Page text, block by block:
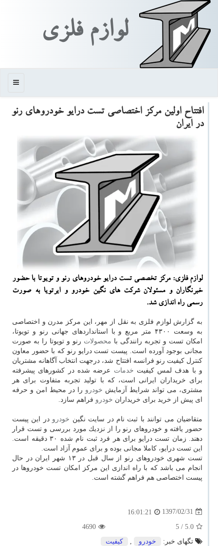
لوازم فلزی
منو
افتتاح اولین مركز اختصاصی تست درایو خودروهای رنو
در ایران
لوازم فلزی: مركز تخصصی تست درایو خودروهای رنو و تویوتا با حضور
خبرنگاران و مسئولان شركت های نگین خودرو و ایرتویا به صورت
رسمی راه اندازی شد.
به گزارش لوازم فلزی به نقل از مهر، این مركز مدرن و اختصاصی
به وسعت ۴۳۰۰ متر مربع و با استانداردهای جهانی رنو و تویوتا،
امكان تست و تجربه رانندگی با محصولات رنو و تویوتا را به صورت
مجانی بوجود آورده است. پیست تست درایو رنو كه با حضور معاون
كنترل كیفیت رنو فرانسه افتتاح شد، درجهت انتخاب آگاهانه مشتریان
و با هدف لمس كیفیت خدمات عرضه شده در كشورهای پیشرفته
برای خریداران ایرانی است، كه با تولید تجربه متفاوت برای هر
مشتری، می تواند شرایط آزمایش خودرو را در محیط امن و حرفه
ای پیش از خرید برای خریداران خودرو فراهم سازد.
متقاضیان می توانند با ثبت نام در سایت نگین خودرو در این پیست
حضور یافته و خودروهای رنو را از نزدیك مورد بررسی و تست قرار
دهند. زمان تست درایو برای هر فرد ثبت نام شده ۳۰ دقیقه است.
این تست درایو، كاملا مجانی بوده و برای عموم آزاد است.
تست شهری خودروهای رنو از سال قبل در ۱۳ شهر ایران در حال
انجام می باشد كه با راه اندازی این مركز امكان تست خودروها در
پیست اختصاصی هم فراهم گشته است.
1397/02/31
16:01:21
5.0
/ 5
4690
تگهای خبر:
خودرو , كیفیت